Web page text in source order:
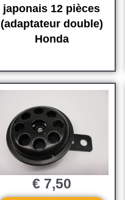
japonais 12 pièces
(adaptateur double)
Honda
€7,50